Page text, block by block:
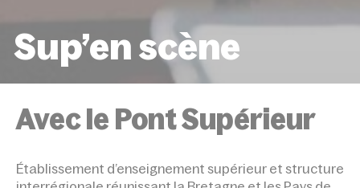
Sup’en scène
Avec le Pont Supérieur
Établissement d’enseignement supérieur et structure